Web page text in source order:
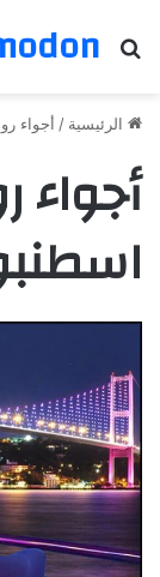
بحث عن
الرئيسية / أجواء